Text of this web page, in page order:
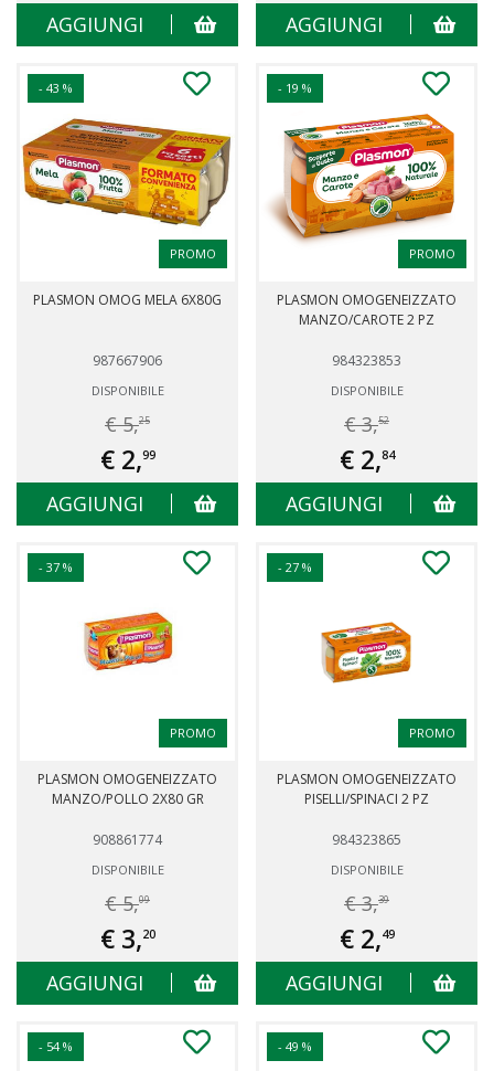
AGGIUNGI AGGIUNGI
- 43 %
PROMO
PLASMON OMOG MELA 6X80G
987667906
DISPONIBILE
€ 5,25
€ 2,99
AGGIUNGI
- 19 %
PROMO
PLASMON OMOGENEIZZATO
MANZO/CAROTE 2 PZ
984323853
DISPONIBILE
€ 3,52
€ 2,84
AGGIUNGI
- 37 %
PROMO
PLASMON OMOGENEIZZATO
MANZO/POLLO 2X80 GR
908861774
DISPONIBILE
€ 5,09
€ 3,20
AGGIUNGI
- 27 %
PROMO
PLASMON OMOGENEIZZATO
PISELLI/SPINACI 2 PZ
984323865
DISPONIBILE
€ 3,39
€ 2,49
AGGIUNGI
- 54 % - 49 %